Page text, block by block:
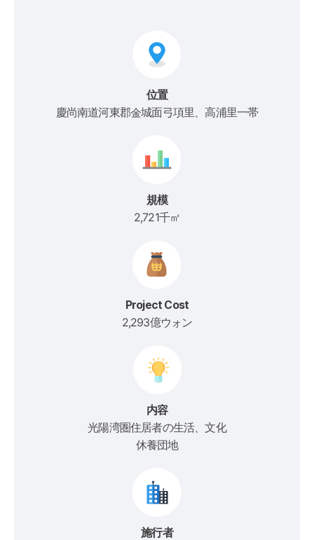
位置
慶尚南道河東郡金城面弓項里、高浦里一帯
規模
2,721千㎡
Project Cost
2,293億ウォン
内容
光陽湾圏住居者の生活、文化
休養団地
施行者